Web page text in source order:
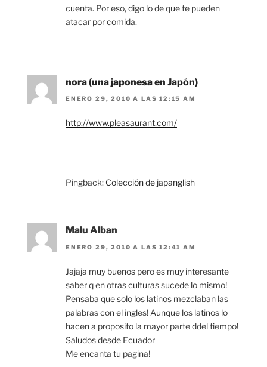
cuenta. Por eso, digo lo de que te pueden
atacar por comida.
nora (una japonesa en Japón)
ENERO 29, 2010 A LAS 12:15 AM
http://www.pleasaurant.com/
Pingback: Colección de japanglish
Malu Alban
ENERO 29, 2010 A LAS 12:41 AM
Jajaja muy buenos pero es muy interesante
saber q en otras culturas sucede lo mismo!
Pensaba que solo los latinos mezclaban las
palabras con el ingles! Aunque los latinos lo
hacen a proposito la mayor parte ddel tiempo!
Saludos desde Ecuador
Me encanta tu pagina!